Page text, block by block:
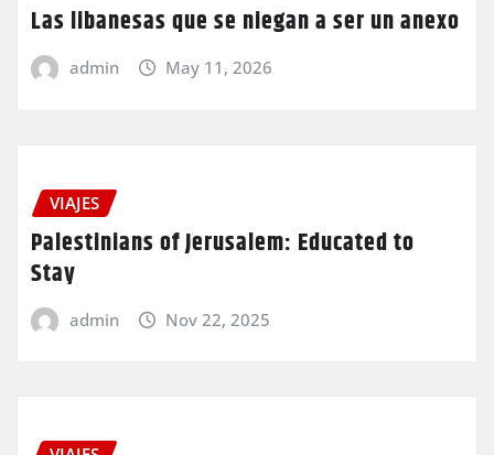
Las libanesas que se niegan a ser un anexo
admin May 11, 2026
VIAJES
Palestinians of Jerusalem: Educated to
Stay
admin Nov 22, 2025